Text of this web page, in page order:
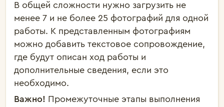
В общей сложности нужно загрузить не
менее 7 и не более 25 фотографий для одной
работы. К представленным фотографиям
можно добавить текстовое сопровождение,
где будут описан ход работы и
дополнительные сведения, если это
необходимо.
Важно! Промежуточные этапы выполнения